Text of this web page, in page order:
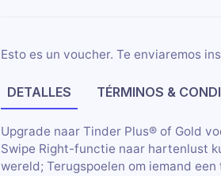
Esto es un voucher. Te enviaremos
DETALLES TÉRMINOS &
Upgrade naar Tinder Plus® of Gold
Swipe Right-functie naar hartenlust
wereld; Terugspoelen om iemand